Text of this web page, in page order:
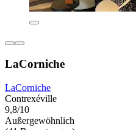
LaCorniche
LaCorniche
Contrexéville
9,8/10
Außergewöhnlich